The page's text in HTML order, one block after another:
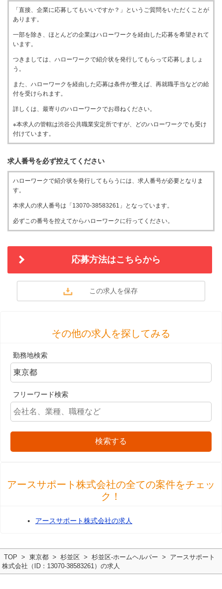
「直接、企業に応募してもいいですか？」というご質問をいただくことが
あります。
一部を除き、ほとんどの企業はハローワークを経由した応募を希望されて
います。
つきましては、ハローワークで紹介状を発行してもらって応募しましょ
う。
また、ハローワークを経由した応募は条件が整えば、再就職手当などの給
付を受けられます。
詳しくは、最寄りのハローワークでお尋ねください。
※本求人の管轄は渋谷公共職業安定所ですが、どのハローワークでも受け
付けています。
求人番号を必ず控えてください
ハローワークで紹介状を発行してもらうには、求人番号が必要となりま
す。
本求人の求人番号は「13070-38583261」となっています。
必ずこの番号を控えてからハローワークに行ってください。
応募方法はこちらから
その他の求人を探してみる
勤務地検索
フリーワード検索
検索する
アースサポート株式会社の全ての案件をチェッ
ク！
アースサポート株式会社の求人
TOP 東京都 杉並区 杉並区-ホームヘルパー
アースサポート
株式会社（ID：13070-38583261）の求人